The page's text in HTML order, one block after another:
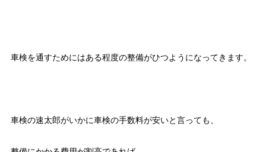
車検を通すためにはある程度の整備がひつようになってきます。
車検の速太郎がいかに車検の手数料が安いと言っても、